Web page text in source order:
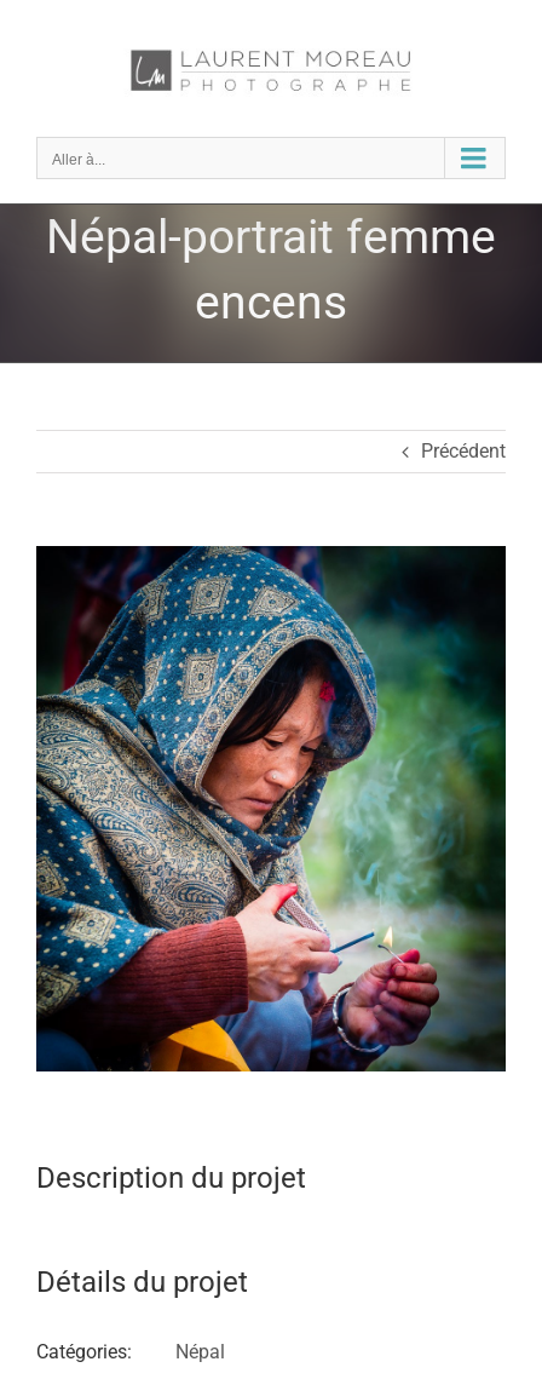
Aller à...
Népal-portrait femme
encens
Précédent
Larger
Image
Description du projet
Détails du projet
Catégories: Népal